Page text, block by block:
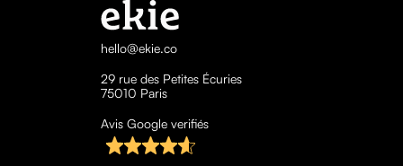
hello@ekie.co
29 rue des Petites Écuries
75010 Paris
Avis Google verifiés